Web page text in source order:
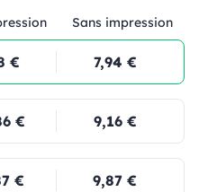
Sans impression
€ 7,94 €
€ 9,16 €
€ 9,87 €